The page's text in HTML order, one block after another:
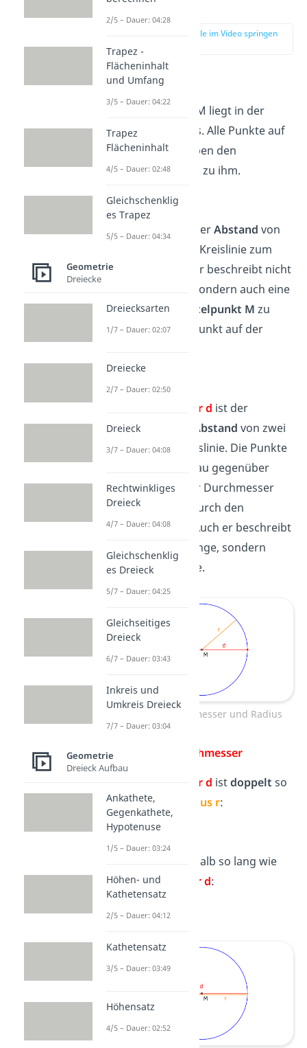
Kreislinie
zur Stelle im Video springen
Mittelpunkt
Der Mittelpunkt M liegt in der
Mitte
des Kreises. Alle Punkte auf
der Kreislinie haben den
gleichen Abstand zu ihm.
Radius
Der
ist derAbstand von
einem Punkt der Kreislinie zum
Mittelpunkt M
. Er beschreibt nicht
nur eine Länge, sondern auch eine
Strecke vom
Mittelpunkt M zu
einem anderen Punkt auf der
Durchmesser d ist der
größtmögliche Abstand von zwei
Punkten der Kreislinie. Die Punkte
liegen dabei genau gegenüber
voneinander. Der Durchmesser
verläuft immer durch den
Mittelpunkt M
. Auch er beschreibt
nicht nur eine Länge, sondern
auch eine Strecke.
Kreis mit Durchmesser und Radius
Radius
Durchmesser
Durchmesserd istdoppelt so
lang wie der
Radius r:
d= 2 ·
ist halb so lang wie
derDurchmesser d:
r= ½ ·d
2/5 – Dauer: 04:28
Trapez -
Flächeninhalt
und Umfang
3/5 – Dauer: 04:22
Trapez
Flächeninhalt
4/5 – Dauer: 02:48
Gleichschenklig
es Trapez
5/5 – Dauer: 04:34
Geometrie
Dreiecke
Dreiecksarten
1/7 – Dauer: 02:07
Dreiecke
2/7 – Dauer: 02:50
Dreieck
3/7 – Dauer: 04:08
Rechtwinkliges
Dreieck
4/7 – Dauer: 04:08
Gleichschenklig
es Dreieck
5/7 – Dauer: 04:25
Gleichseitiges
Dreieck
6/7 – Dauer: 03:43
Inkreis und
Umkreis Dreieck
7/7 – Dauer: 03:04
Geometrie
Dreieck Aufbau
Ankathete,
Gegenkathete,
Hypotenuse
1/5 – Dauer: 03:24
Höhen- und
Kathetensatz
2/5 – Dauer: 04:12
Kathetensatz
3/5 – Dauer: 03:49
Höhensatz
4/5 – Dauer: 02:52